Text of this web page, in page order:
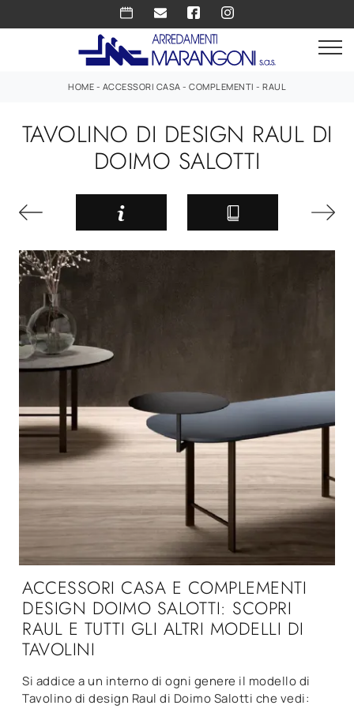
HOME - ACCESSORI CASA - COMPLEMENTI - RAUL
TAVOLINO DI DESIGN RAUL DI
DOIMO SALOTTI
ACCESSORI CASA E COMPLEMENTI
DESIGN DOIMO SALOTTI: SCOPRI
RAUL E TUTTI GLI ALTRI MODELLI DI
TAVOLINI
Si addice a un interno di ogni genere il modello di
Tavolino di design Raul di Doimo Salotti che vedi: